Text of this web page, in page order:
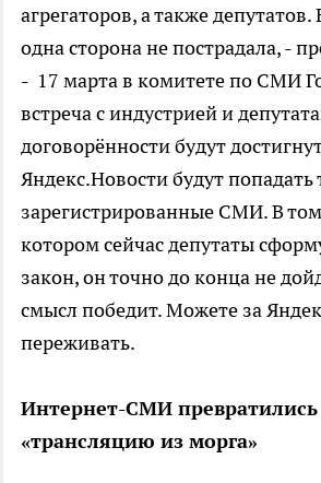
агрегаторов, а также депутатов.
одна сторона не пострадала, -
- 17 марта в комитете по СМИ
встреча с индустрией и
договорённости будут
Яндекс.Новости будут попадать
зарегистрированные СМИ. В
котором сейчас депутаты
закон, он точно до конца не
смысл победит. Можете за
переживать.
Интернет-СМИ превратились
«трансляцию из морга»